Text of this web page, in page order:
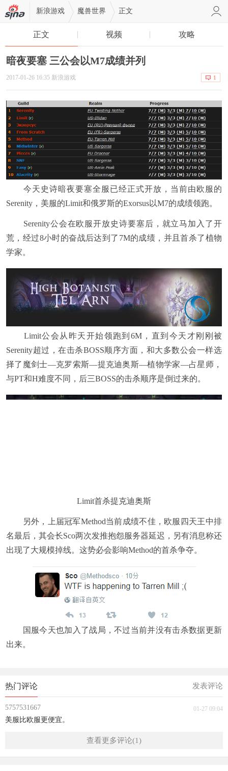
新浪游戏 魔兽世界 正文
正文 视频 攻略
暗夜要塞 三公会以M7成绩并列
2017-01-26 16:35 新浪游戏 1
今天史诗暗夜要塞全服已经正式开放，当前由欧服的
Serenity，美服的Limit和俄罗斯的Exorsus以M7的成绩领跑。
Serenity公会在欧服开放史诗要塞后，就立马加入了开
荒，经过8小时的奋战后达到了7M的成绩，并且首杀了植物
学家。
Limit公会从昨天开始领跑到6M，直到今天才刚刚被
Serenity超过，在击杀BOSS顺序方面，和大多数公会一样选
择了魔剑士—克罗索斯—提克迪奥斯—植物学家—占星师，
与PT和H难度不同，后三BOSS的击杀顺序是倒过来的。
Limit首杀提克迪奥斯
另外，上届冠军Method当前成绩不佳，欧服四天王中排
名最后，其会长Sco两次发推抱怨服务器延迟，另有消息称还
出现了大规模掉线。这势必会影响Method的首杀争夺。
国服今天也加入了战局，不过当前并没有击杀数据更新
出来。
热门评论 发表评论
5757531667 01-27 09:04
美服比欧服更便宜。
查看更多评论(1)